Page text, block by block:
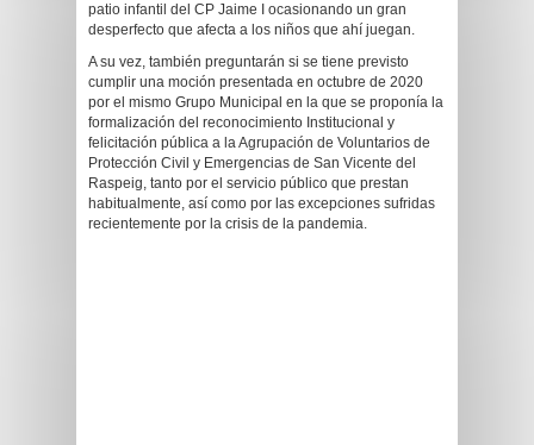
patio infantil del CP Jaime I ocasionando un gran
desperfecto que afecta a los niños que ahí juegan.
A su vez, también preguntarán si se tiene previsto
cumplir una moción presentada en octubre de 2020
por el mismo Grupo Municipal en la que se proponía la
formalización del reconocimiento Institucional y
felicitación pública a la Agrupación de Voluntarios de
Protección Civil y Emergencias de San Vicente del
Raspeig, tanto por el servicio público que prestan
habitualmente, así como por las excepciones sufridas
recientemente por la crisis de la pandemia.